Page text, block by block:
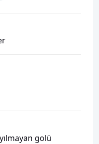
golü